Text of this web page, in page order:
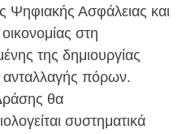
Ψηφιακής Ασφάλειας και
στη
της δημιουργίας
ανταλλαγής πόρων.
θα
συστηματικά